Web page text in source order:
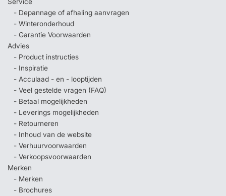
- Depannage of afhaling aanvragen
- Winteronderhoud
- Garantie Voorwaarden
Advies
- Product instructies
- Inspiratie
- Acculaad - en - looptijden
- Veel gestelde vragen (FAQ)
- Betaal mogelijkheden
- Leverings mogelijkheden
- Retourneren
- Inhoud van de website
- Verhuurvoorwaarden
- Verkoopsvoorwaarden
Merken
- Merken
- Brochures